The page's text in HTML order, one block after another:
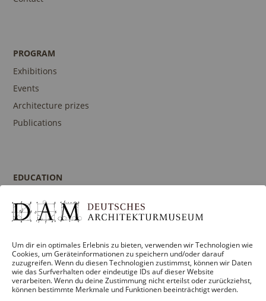
Um dir ein optimales Erlebnis zu bieten, verwenden wir Technologien wie
Cookies, um Geräteinformationen zu speichern und/oder darauf
zuzugreifen. Wenn du diesen Technologien zustimmst, können wir Daten
wie das Surfverhalten oder eindeutige IDs auf dieser Website
verarbeiten. Wenn du deine Zustimmung nicht erteilst oder zurückziehst,
können bestimmte Merkmale und Funktionen beeinträchtigt werden.
PROGRAM
Exhibitions
Events
Architecture prizes
Publications
EDUCATION
Guidances and Tours
Contact person